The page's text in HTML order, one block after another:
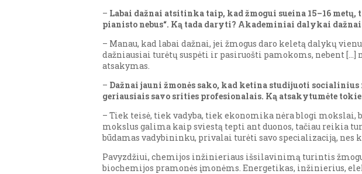
– Labai dažnai atsitinka taip, kad žmogui sueina 15–16 metų,
pianisto nebus“. Ką tada daryti? Akademiniai dalykai
– Manau, kad labai dažnai, jei žmogus daro keletą dalykų
dažniausiai turėtų suspėti ir pasiruošti pamokoms, nebent […]
atsakymas.
– Dažnai jauni žmonės sako, kad ketina studijuoti
geriausiais savo srities profesionalais. Ką atsakytumėte
– Tiek teisė, tiek vadyba, tiek ekonomika nėra blogi
mokslus galima kaip sviestą tepti ant duonos, tačiau reikia
būdamas vadybininku, privalai turėti savo specializaciją, nes
Pavyzdžiui, chemijos inžinieriaus išsilavinimą turintis
biochemijos pramonės įmonėms. Energetikas, inžinierius,